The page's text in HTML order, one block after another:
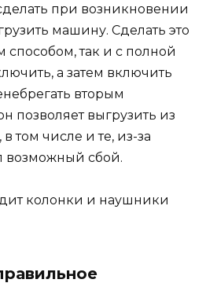
при возникновении
машину. Сделать это
так и с полной
а затем включить
вторым
позволяет выгрузить из
том числе и те, из-за
возможный сбой.